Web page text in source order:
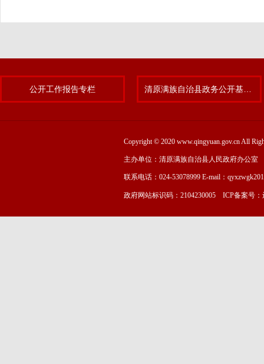
公开工作报告专栏
Copyright © 2020 www.qingyuan.gov.cn All
主办单位：清原满族自治县人民政府办公室
联系电话：024-53078999 E-mail：
政府网站标识码：2104230005 ICP备案号：